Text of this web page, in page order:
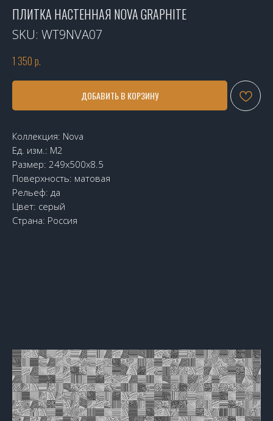
ПЛИТКА НАСТЕННАЯ NOVA GRAPHITE
SKU: WT9NVA07
1 350 р.
ДОБАВИТЬ В КОРЗИНУ
Коллекция: Nova
Ед. изм.: М2
Размер: 249x500x8.5
Поверхность: матовая
Рельеф: да
Цвет: серый
Страна: Россия